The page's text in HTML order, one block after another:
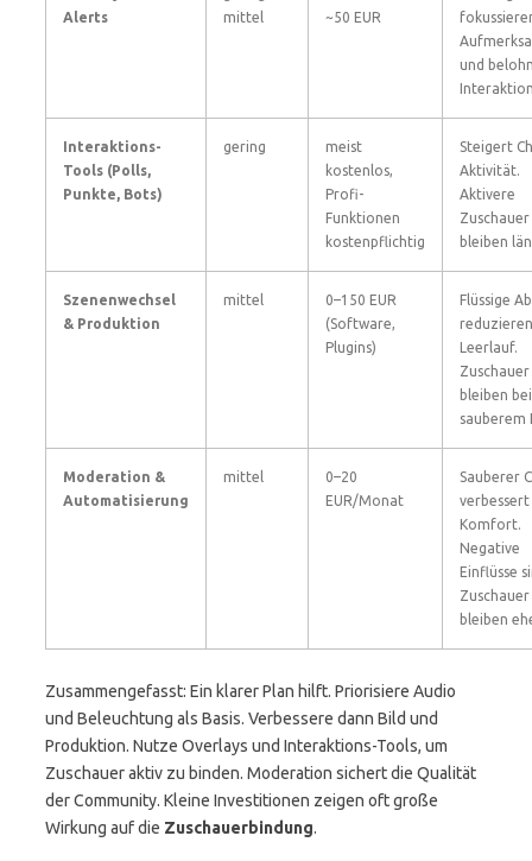
Alerts
mittel
~50 EUR
und
Interaktions-
Tools (Polls,
Punkte, Bots)
gering
meist
kostenlos,
Profi-
Funktionen
kostenpflichtig
Steigert
Aktivität.
Aktivere
Zuschauer
bleiben
Szenenwechsel
& Produktion
mittel
0–150 EUR
(Software,
Plugins)
Flüssige
reduzieren
Leerlauf.
Zuschauer
bleiben bei
sauberem
Moderation &
Automatisierung
mittel
0–20
EUR/Monat
Sauberer
verbessert
Komfort.
Negative
Einflüsse
Zuschauer
bleiben
Zusammengefasst: Ein klarer Plan hilft. Priorisiere Audio
und Beleuchtung als Basis. Verbessere dann Bild und
Produktion. Nutze Overlays und Interaktions-Tools, um
Zuschauer aktiv zu binden. Moderation sichert die Qualität
der Community. Kleine Investitionen zeigen oft große
Wirkung auf die Zuschauerbindung.